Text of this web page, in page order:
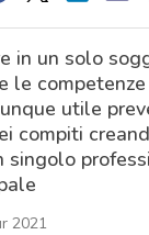
in un solo
le
utile
compiti
singolo
2021